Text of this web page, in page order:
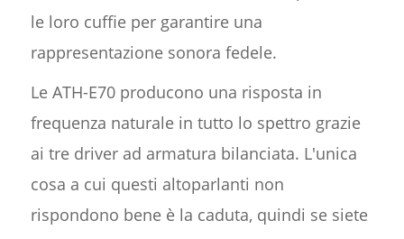
le loro cuffie per garantire una
rappresentazione sonora fedele.
Le ATH-E70 producono una risposta in
frequenza naturale in tutto lo spettro grazie
ai tre driver ad armatura bilanciata. L'unica
cosa a cui questi altoparlanti non
rispondono bene è la caduta, quindi se siete